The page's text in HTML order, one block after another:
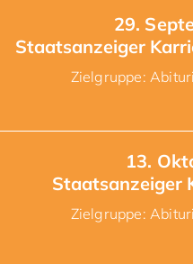
29.
Staatsanzeiger
Zielgruppe:
13.
Staatsanzeiger
Zielgruppe: